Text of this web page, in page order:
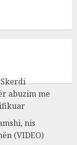
abuzim me
nis
(VIDEO)